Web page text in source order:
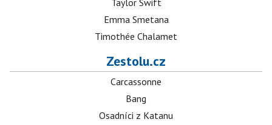
Taylor Swift
Emma Smetana
Timothée Chalamet
Zestolu.cz
Carcassonne
Bang
Osadníci z Katanu